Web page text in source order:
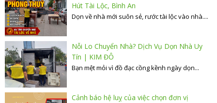
Hút Tài Lộc, Bình An
Dọn về nhà mới suôn sẻ, rước tài lộc vào nhà....
Nỗi Lo Chuyển Nhà? Dịch Vụ Dọn Nhà Uy
Tín | KIM ĐÔ
Bạn mệt mỏi vì đồ đạc cồng kềnh ngày dọn...
Cảnh báo hệ luỵ của việc chọn đơn vị